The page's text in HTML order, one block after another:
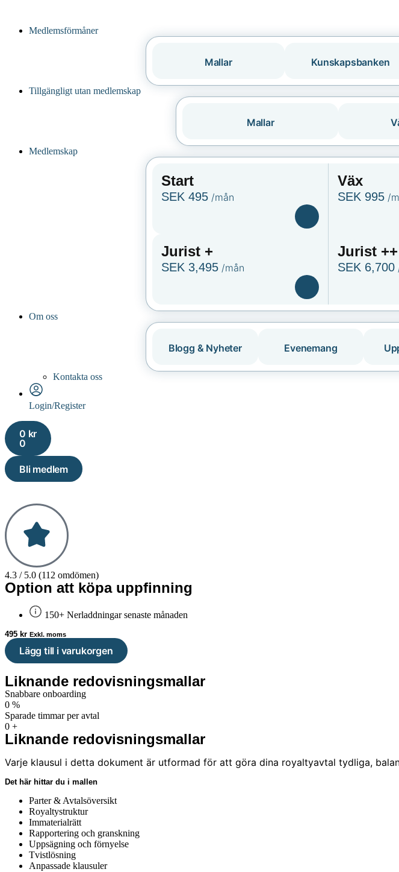
Medlemsförmåner
Mallar Kunskapsbanken
Tillgängligt utan medlemskap
Mallar
Medlemskap
Start
SEK 495 /mån
Väx
SEK 995/
Jurist +
SEK 3,495 /mån
Jurist ++
SEK 6,700
Om oss
Blogg & Nyheter Evenemang
Kontakta oss
Login/Register
0 kr
0
Bli medlem
4.3 / 5.0 (112 omdömen)
Option att köpa uppfinning
150+ Nerladdningar senaste månaden
495 kr Exkl. moms
Lägg till i varukorgen
Liknande redovisningsmallar
Snabbare onboarding
0 %
Sparade timmar per avtal
0 +
Liknande redovisningsmallar
Varje klausul i detta dokument är utformad för att göra dina royaltyavtal tydliga,
Det här hittar du i mallen
Parter & Avtalsöversikt
Royaltystruktur
Immaterialrätt
Rapportering och granskning
Uppsägning och förnyelse
Tvistlösning
Anpassade klausuler